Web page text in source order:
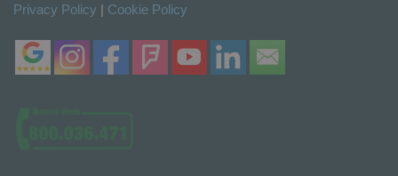
Privacy Policy | Cookie Policy